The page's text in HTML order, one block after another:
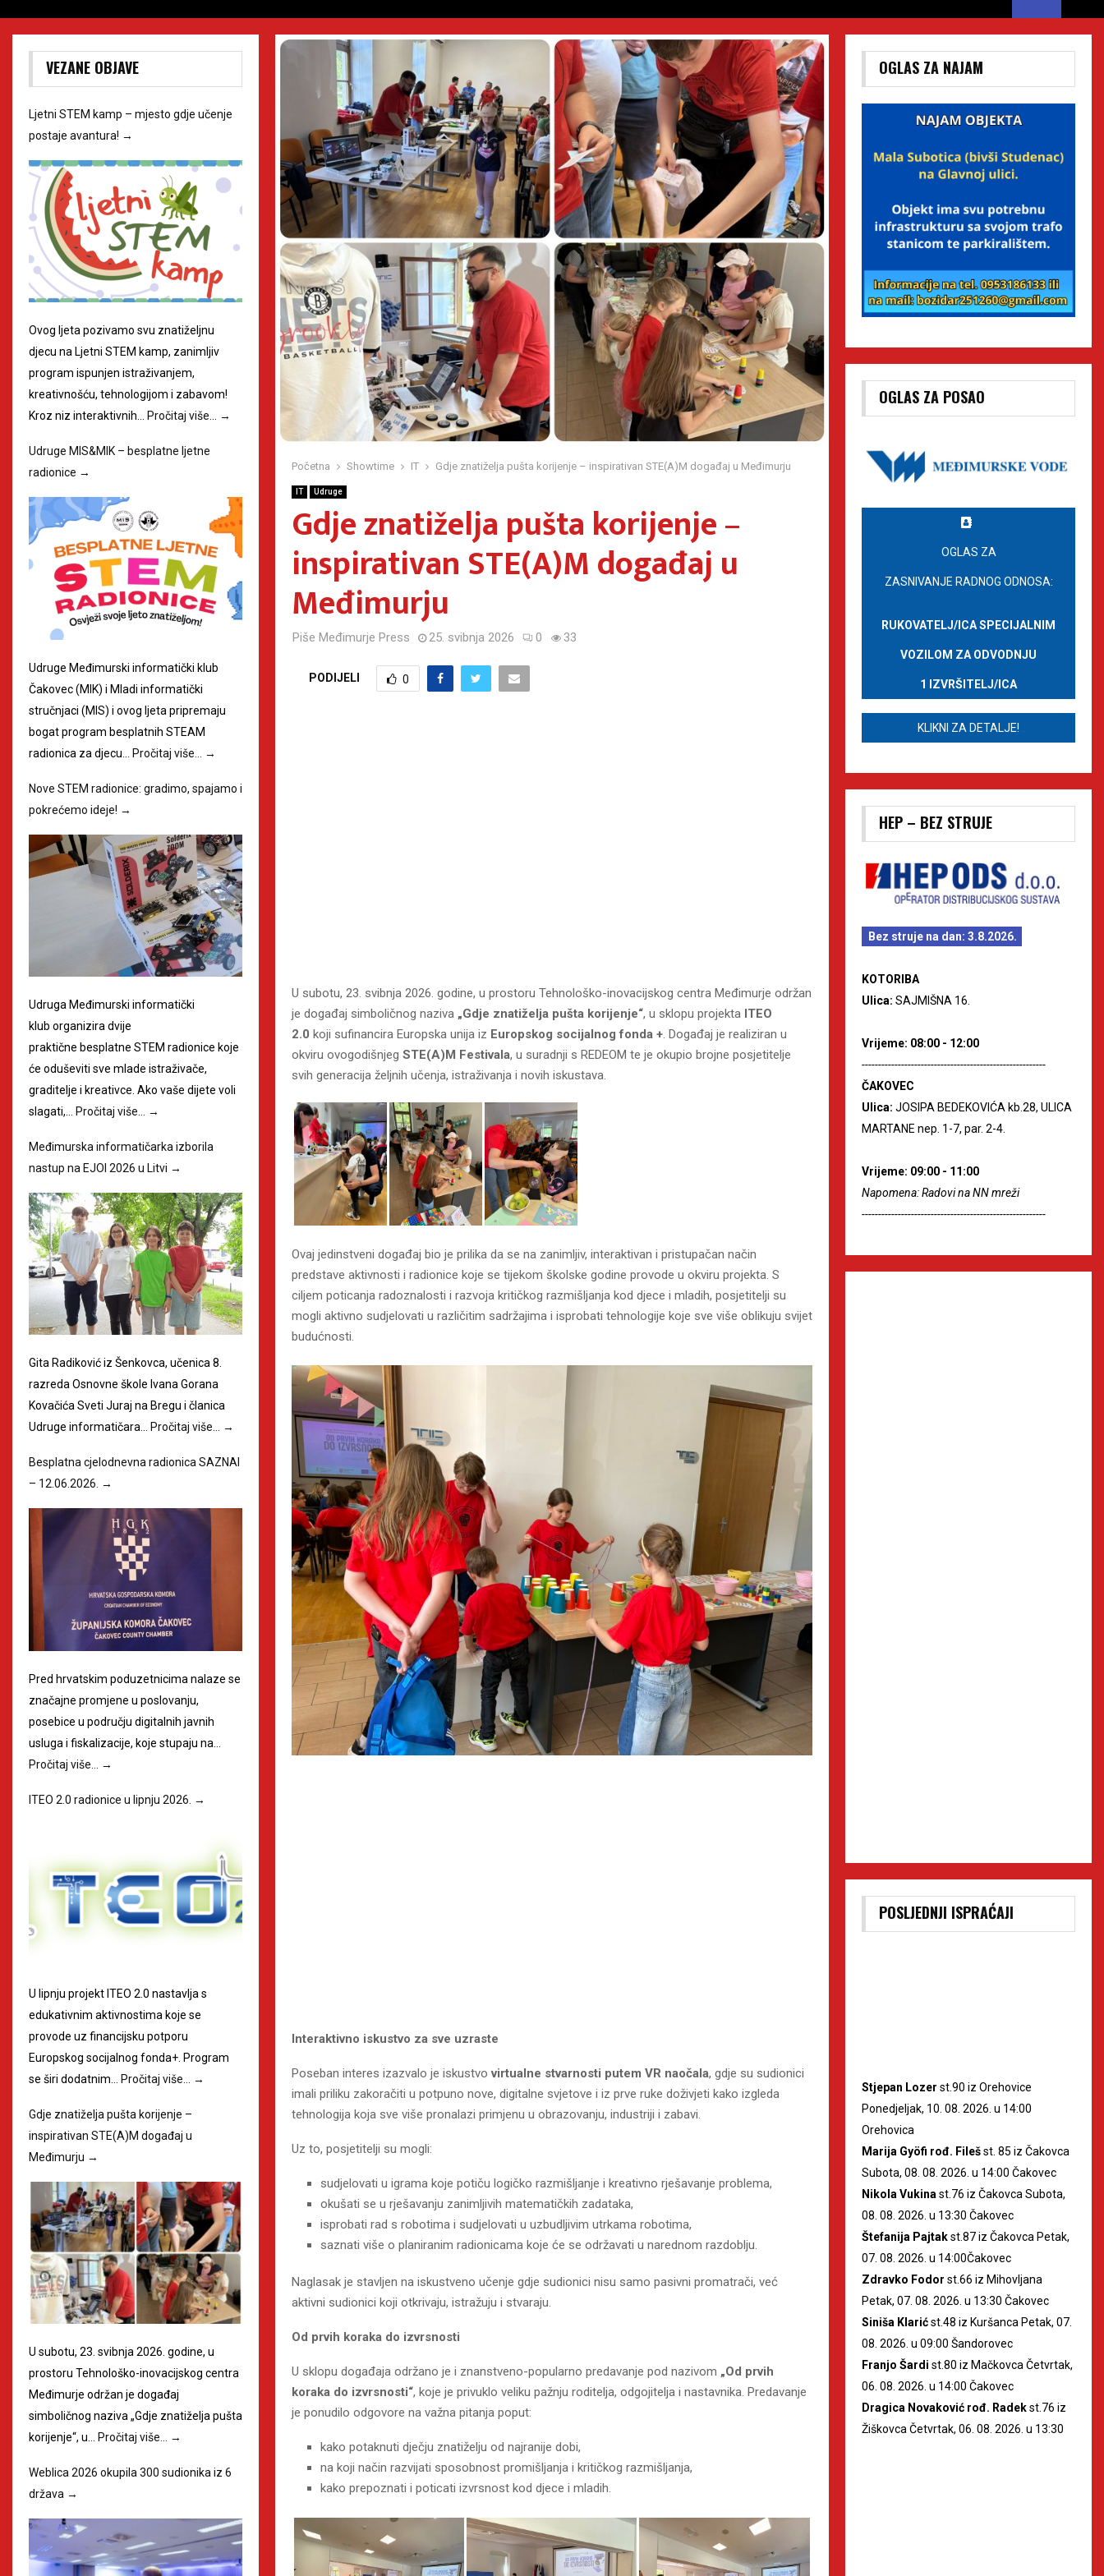
Početna Showtime IT Gdje znatiželja pušta korijenje – inspirativan STE(A)M događaj u Međimurju
IT Udruge
Gdje znatiželja pušta korijenje –
inspirativan STE(A)M događaj u
Međimurju
Piše Međimurje Press 25. svibnja 2026 0 33
PODIJELI 0
U subotu, 23. svibnja 2026. godine, u prostoru Tehnološko-inovacijskog centra Međimurje održan
je događaj simboličnog naziva „Gdje znatiželja pušta korijenje“, u sklopu projekta ITEO
2.0 koji sufinancira Europska unija iz Europskog socijalnog fonda +. Događaj je realiziran u
okviru ovogodišnjeg STE(A)M Festivala, u suradnji s REDEOM te je okupio brojne posjetitelje
svih generacija željnih učenja, istraživanja i novih iskustava.
Ovaj jedinstveni događaj bio je prilika da se na zanimljiv, interaktivan i pristupačan način
predstave aktivnosti i radionice koje se tijekom školske godine provode u okviru projekta. S
ciljem poticanja radoznalosti i razvoja kritičkog razmišljanja kod djece i mladih, posjetitelji su
mogli aktivno sudjelovati u različitim sadržajima i isprobati tehnologije koje sve više oblikuju svijet
budućnosti.
Interaktivno iskustvo za sve uzraste
Poseban interes izazvalo je iskustvovirtualne stvarnosti putem VR naočala, gdje su sudionici
imali priliku zakoračiti u potpuno nove, digitalne svjetove i iz prve ruke doživjeti kako izgleda
tehnologija koja sve više pronalazi primjenu u obrazovanju, industriji i zabavi.
Uz to, posjetitelji su mogli:
sudjelovati u igrama koje potiču logičko razmišljanje i kreativno rješavanje problema,
okušati se u rješavanju zanimljivih matematičkih zadataka,
isprobati rad s robotima i sudjelovati u uzbudljivim utrkama robotima,
saznati više o planiranim radionicama koje će se održavati u narednom razdoblju.
Naglasak je stavljen na iskustveno učenje gdje sudionici nisu samo pasivni promatrači, već
aktivni sudionici koji otkrivaju, istražuju i stvaraju.
Od prvih koraka do izvrsnosti
U sklopu događaja održano je i znanstveno-popularno predavanje pod nazivom „Od prvih
koraka do izvrsnosti“, koje je privuklo veliku pažnju roditelja, odgojitelja i nastavnika. Predavanje
je ponudilo odgovore na važna pitanja poput:
kako potaknuti dječju znatiželju od najranije dobi,
na koji način razvijati sposobnost promišljanja i kritičkog razmišljanja,
kako prepoznati i poticati izvrsnost kod djece i mladih.
VEZANE OBJAVE
Ljetni STEM kamp – mjesto gdje učenje
postaje avantura! →
Ovog ljeta pozivamo svu znatiželjnu
djecu na Ljetni STEM kamp, zanimljiv
program ispunjen istraživanjem,
kreativnošću, tehnologijom i zabavom!
Kroz niz interaktivnih… Pročitaj više… →
Udruge MIS&MIK – besplatne ljetne
radionice →
Udruge Međimurski informatički klub
Čakovec (MIK) i Mladi informatički
stručnjaci (MIS) i ovog ljeta pripremaju
bogat program besplatnih STEAM
radionica za djecu…
Pročitaj više… →
Nove STEM radionice: gradimo, spajamo i
pokrećemo ideje! →
Udruga Međimurski informatički
klub organizira dvije
praktične besplatne STEM radionice koje
će oduševiti sve mlade istraživače,
graditelje i kreativce. Ako vaše dijete voli
slagati,…
Pročitaj više… →
Međimurska informatičarka izborila
nastup na EJOI 2026 u Litvi →
Gita Radiković iz Šenkovca, učenica 8.
razreda Osnovne škole Ivana Gorana
Kovačića Sveti Juraj na Bregu i članica
Udruge informatičara… Pročitaj više… →
Besplatna cjelodnevna radionica SAZNAI
– 12.06.2026. →
Pred hrvatskim poduzetnicima nalaze se
značajne promjene u poslovanju,
posebice u području digitalnih javnih
usluga i fiskalizacije, koje stupaju na…
Pročitaj više…
→
ITEO 2.0 radionice u lipnju 2026. →
U lipnju projekt ITEO 2.0 nastavlja s
edukativnim aktivnostima koje se
provode uz financijsku potporu
Europskog socijalnog fonda+. Program
se širi dodatnim… Pročitaj više… →
Gdje znatiželja pušta korijenje –
inspirativan STE(A)M događaj u
Međimurju →
U subotu, 23. svibnja 2026. godine, u
prostoru Tehnološko-inovacijskog centra
Međimurje održan je događaj
simboličnog naziva „Gdje znatiželja pušta
korijenje“, u…
Pročitaj više… →
Weblica 2026 okupila 300 sudionika iz 6
država →
OGLAS ZA NAJAM
OGLAS ZA POSAO
OGLAS ZA
ZASNIVANJE RADNOG ODNOSA:
RUKOVATELJ/ICA SPECIJALNIM
VOZILOM ZA ODVODNJU
1 IZVRŠITELJ/ICA
KLIKNI ZA DETALJE!
HEP – BEZ STRUJE
Bez struje na dan: 3.8.2026.
KOTORIBA
Ulica: SAJMIŠNA 16.
Vrijeme: 08:00 - 12:00
--------------------------------------------------------
ČAKOVEC
Ulica: JOSIPA BEDEKOVIĆA kb.28, ULICA
MARTANE nep. 1-7, par. 2-4.
Vrijeme: 09:00 - 11:00
Napomena: Radovi na NN mreži
--------------------------------------------------------
POSLJEDNJI ISPRAĆAJI
Stjepan Lozer st.90 iz Orehovice
Ponedjeljak, 10. 08. 2026. u 14:00
Orehovica
Marija Gyöfi rođ. Filešst. 85 iz Čakovca
Subota, 08. 08. 2026. u 14:00 Čakovec
Nikola Vukina st.76 iz Čakovca Subota,
08. 08. 2026. u 13:30 Čakovec
Štefanija Pajtakst.87 iz Čakovca Petak,
07. 08. 2026. u 14:00Čakovec
Zdravko Fodor st.66 iz Mihovljana
Petak, 07. 08. 2026. u 13:30 Čakovec
Siniša Klarićst.48 iz Kuršanca Petak, 07.
08. 2026. u 09:00 Šandorovec
Franjo Šardi st.80 iz Mačkovca Četvrtak,
06. 08. 2026. u 14:00 Čakovec
Dragica Novaković rođ. Radekst.76 iz
Žiškovca Četvrtak, 06. 08. 2026. u 13:30